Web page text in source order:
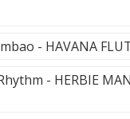
- HAVANA
- HERBIE